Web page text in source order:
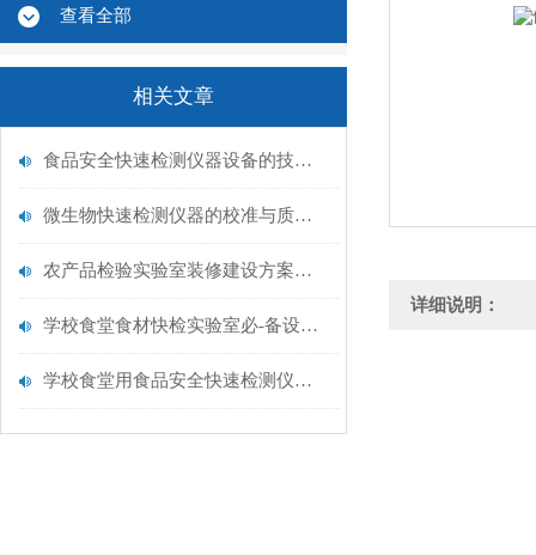
查看全部
相关文章
食品安全快速检测仪器设备的技术演进与应用场景
微生物快速检测仪器的校准与质控：保证结果准确性的黄金法则
农产品检验实验室装修建设方案仪器配置清单@云唐仪器
学校食堂食材快检实验室必-备设备清单【云唐仪器推荐】
学校食堂用食品安全快速检测仪器【行业推荐】云唐食品安全检测仪
详细说明：